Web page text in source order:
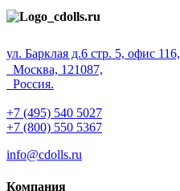
ул. Барклая д.6 стр. 5, офис 116,
Москва, 121087,
Россия.
+7 (495) 540 5027
+7 (800) 550 5367
info@cdolls.ru
Компания